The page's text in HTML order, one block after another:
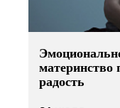
материнство
радость